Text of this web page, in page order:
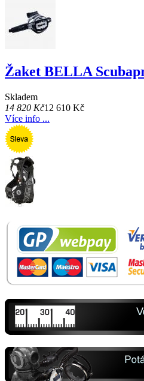
Žaket BELLA
Skladem
14 820 Kč12 610 Kč
Více info ...